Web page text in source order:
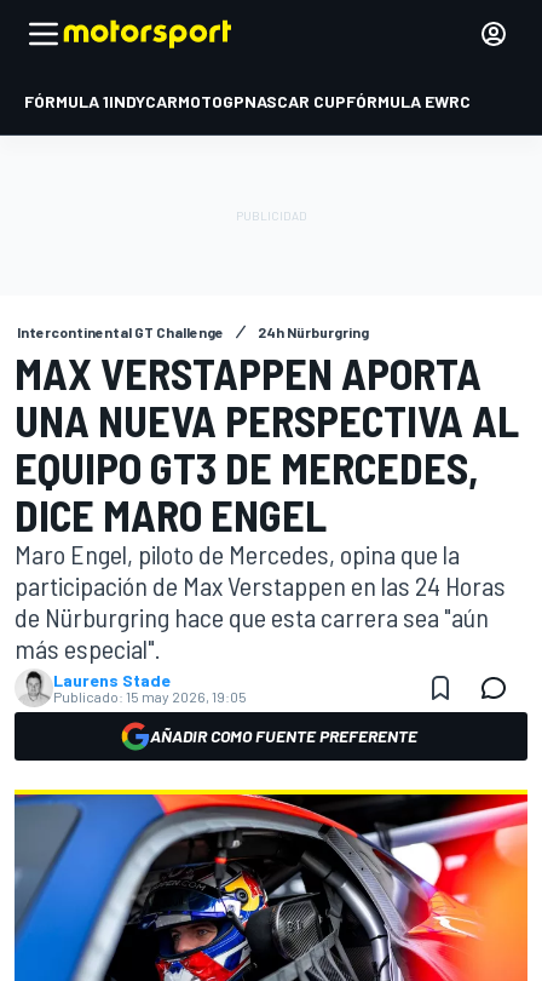
FÓRMULA 1INDYCARMOTOGPNASCAR CUPFÓRMULA EWRC
Intercontinental GT Challenge 24h Nürburgring
MAX VERSTAPPEN APORTA
UNA NUEVA PERSPECTIVA AL
EQUIPO GT3 DE MERCEDES,
DICE MARO ENGEL
Maro Engel, piloto de Mercedes, opina que la
participación de Max Verstappen en las 24 Horas
de Nürburgring hace que esta carrera sea "aún
más especial".
Laurens Stade
Publicado: 15 may 2026, 19:05
AÑADIR COMO FUENTE PREFERENTE